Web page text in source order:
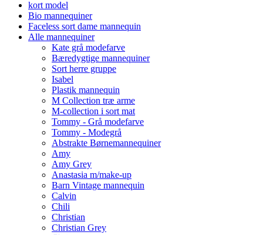
kort model
Bio mannequiner
Faceless sort dame mannequin
Alle mannequiner
Kate grå modefarve
Bæredygtige mannequiner
Sort herre gruppe
Isabel
Plastik mannequin
M Collection træ arme
M-collection i sort mat
Tommy - Grå modefarve
Tommy - Modegrå
Abstrakte Børnemannequiner
Amy
Amy Grey
Anastasia m/make-up
Barn Vintage mannequin
Calvin
Chili
Christian
Christian Grey